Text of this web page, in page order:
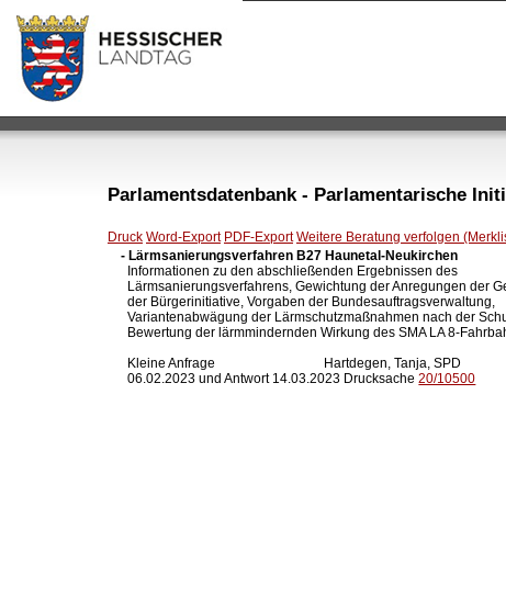
Parlamentsdatenbank - Parlamentarische
Druck Word-Export PDF-Export Weitere Beratung verfolgen
- Lärmsanierungsverfahren B27 Haunetal-Neukirchen
Informationen zu den abschließenden Ergebnissen des
Lärmsanierungsverfahrens, Gewichtung der Anregungen der
  der Bürgerinitiative, Vorgaben der Bundesauftragsverwaltung,
Variantenabwägung der Lärmschutzmaßnahmen nach der
Bewertung der lärmmindernden Wirkung des SMA LA 8-
  Kleine Anfrage                                 Hartdegen, Tanja, SPD
  06.02.2023 und Antwort 14.03.2023 Drucksache
20/10500